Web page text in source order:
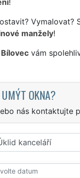
Vymalovat?
manžely!
vám
OKNA?
nás kontaktujte